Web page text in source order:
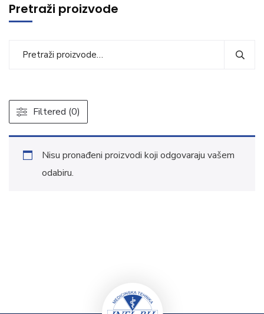
Nisu pronađeni proizvodi koji odgovaraju vašem
odabiru.
Pretraži proizvode
Filtered (0)